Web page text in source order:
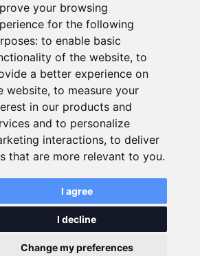
your browsing
for the following
to enable basic
of the website, to
a better experience on
website, to measure your
in our products and
and to personalize
interactions, to deliver
that are more relevant to you.
I agree
I decline
Change my preferences
情報のみを提供するものであり、掲載
一切関係ありません。表示される情報
がありますので、正確な情報について
参照ください。予約は提携パートナー
細については、法律上の注意事項をご